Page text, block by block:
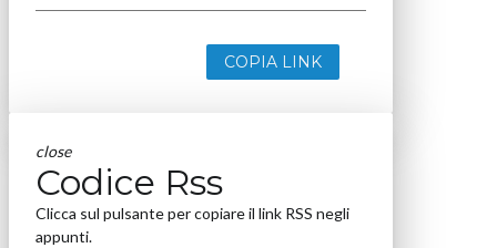
COPIA LINK
close
Codice Rss
Clicca sul pulsante per copiare il link RSS negli
appunti.